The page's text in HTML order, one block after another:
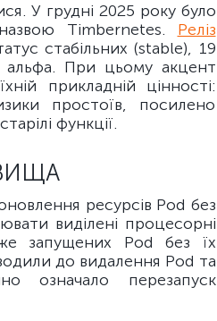
У грудні 2025 року було
Timbernetes. Реліз
стабільних (stable), 19
альфа. При цьому акцент
прикладній цінності:
простоїв, посилено
функції.
ресурсів Pod без
виділені процесорні
запущених Pod без їх
до видалення Pod та
означало перезапуск